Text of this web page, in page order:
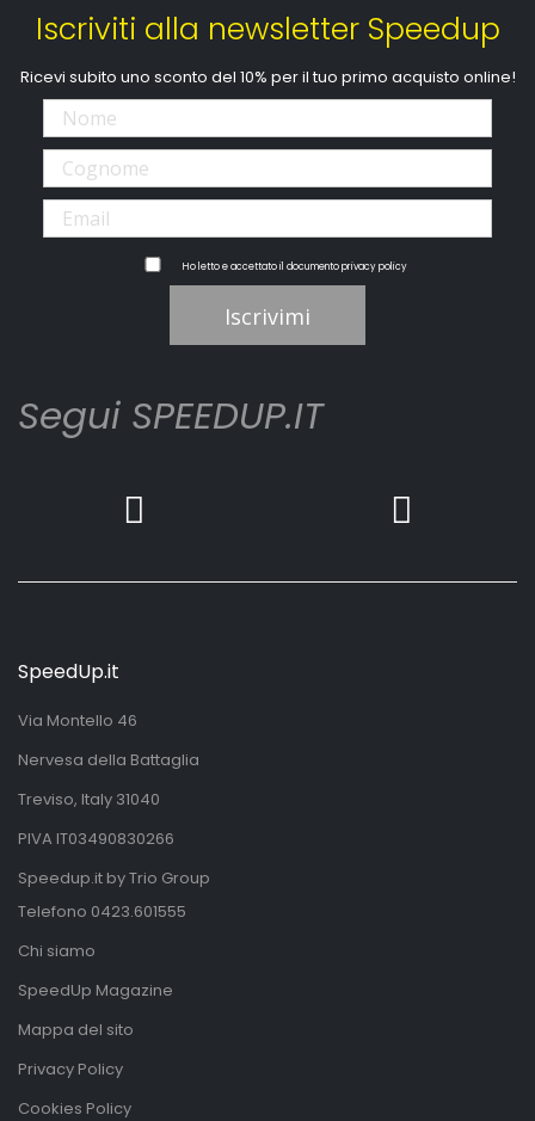
Iscriviti alla newsletter Speedup
Ricevi subito uno sconto del 10% per il tuo primo acquisto online!
Ho letto e accettato il documentoprivacy policy
Iscrivimi
Segui SPEEDUP.IT
SpeedUp.it
Via Montello 46
Nervesa della Battaglia
Treviso, Italy 31040
PIVA IT03490830266
Speedup.it by Trio Group
Telefono 0423.601555
Chi siamo
SpeedUp Magazine
Mappa del sito
Privacy Policy
Cookies Policy